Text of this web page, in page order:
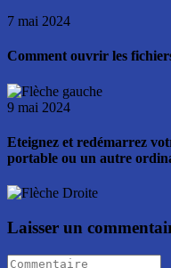
7 mai 2024
Comment ouvrir les
9 mai 2024
Eteignez et redémarrez
portable ou un autre
Laisser un